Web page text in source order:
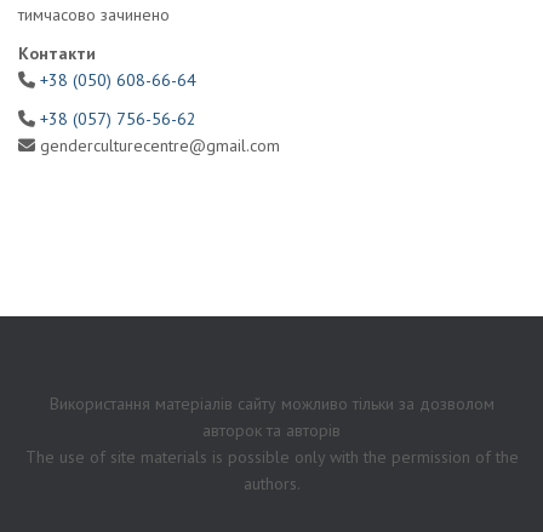
тимчасово зачинено
Контакти
+38 (050) 608-66-64
+38 (057) 756-56-62
genderculturecentre@gmail.com
Використання матеріалів сайту можливо тільки за дозволом
авторок та авторів
The use of site materials is possible only with the permission of the
authors.